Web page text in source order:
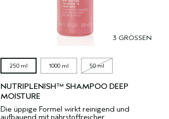
3 GRÖSSEN
250 ml 1000 ml 50 ml
NUTRIPLENISH™ SHAMPOO DEEP
MOISTURE
Die üppige Formel wirkt reinigend und
aufbauend mit nährstoffreicher